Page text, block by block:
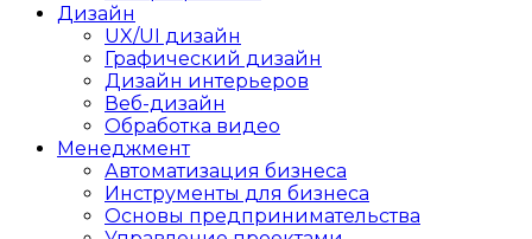
Дизайн
UX/UI дизайн
Графический дизайн
Дизайн интерьеров
Веб-дизайн
Обработка видео
Менеджмент
Автоматизация бизнеса
Инструменты для бизнеса
Основы предпринимательства